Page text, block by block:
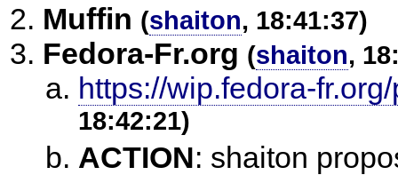
Muffin (shaiton, 18:41:37)
Fedora-Fr.org (shaiton,
https://wip.fedora-
18:42:21)
ACTION: shaiton